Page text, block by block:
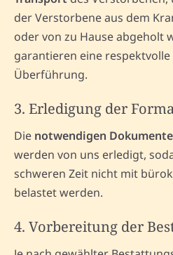
der Verstorbene aus dem
oder von zu Hause abgeholt
garantieren eine
Überführung.
3. Erledigung der
Die notwendigen Dokumente
werden von uns erledigt,
schweren Zeit nicht mit
belastet werden.
4. Vorbereitung der